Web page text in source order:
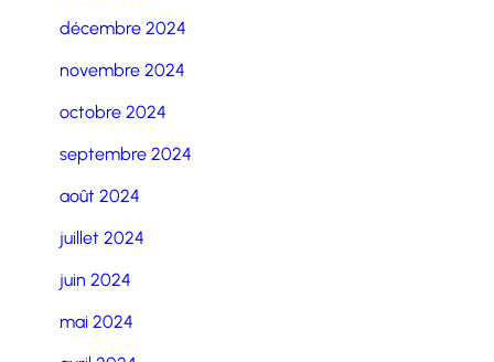
décembre 2024
novembre 2024
octobre 2024
septembre 2024
août 2024
juillet 2024
juin 2024
mai 2024